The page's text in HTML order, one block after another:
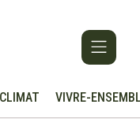
CLIMAT VIVRE-